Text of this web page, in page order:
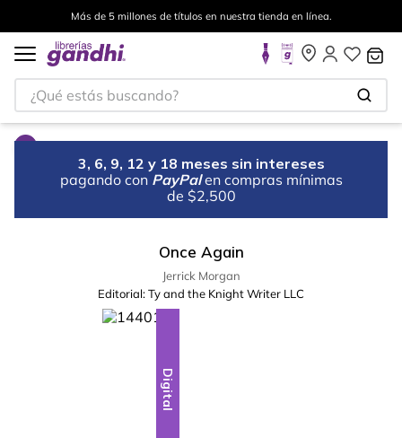
Más de 5 millones de títulos en nuestra tienda en línea.
¿Qué estás buscando?
3, 6, 9, 12 y 18 meses sin intereses
pagando con PayPal en compras mínimas
de $2,500
Once Again
Jerrick Morgan
Editorial:Ty and the Knight Writer LLC
Digital